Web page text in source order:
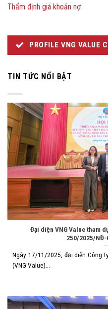
Thẩm định giá khoản nợ
PROFILE VNG VALUE
TIN TỨC NỔI BẬT
Đại diện VNG Value tham
250/2025/NĐ-
Ngày 17/11/2025, đại diện Công
(VNG Value)...